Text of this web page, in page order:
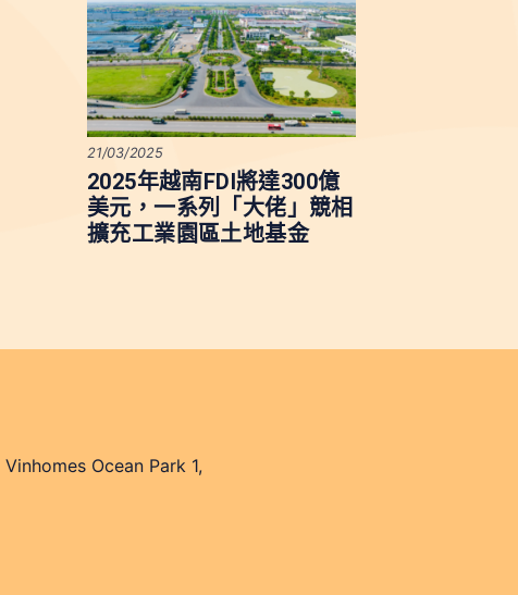
2025年越南FDI將達300億
美元，一系列「大佬」競相
擴充工業園區土地基金
21/03/2025
Ocean Park 1,